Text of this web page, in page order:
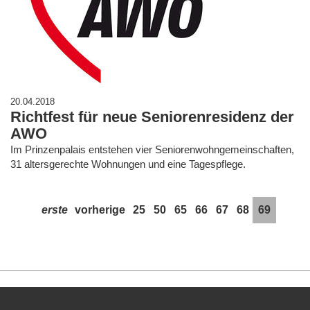
20.04.2018
Richtfest für neue Seniorenresidenz der
AWO
Im Prinzenpalais entstehen vier Seniorenwohngemeinschaften,
31 altersgerechte Wohnungen und eine Tagespflege.
erste vorherige 25 50 65 66 67 68 69